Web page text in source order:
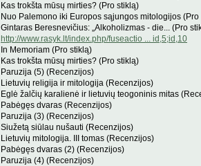
Kas trokšta mūsų mirties? (Pro stiklą)
Nuo Palemono iki Europos sąjungos mitologijos (Pro
Gintaras Beresnevičius: „Alkoholizmas - die... (Pro
http://www.rasyk.lt/index.php/fuseactio ... id,5;id,10
In Memoriam (Pro stiklą)
Kas trokšta mūsų mirties? (Pro stiklą)
Paruzija (5) (Recenzijos)
Lietuvių religija ir mitologija (Recenzijos)
Eglė žalčių karalienė ir lietuvių teogoninis mitas
Pabėgęs dvaras (Recenzijos)
Paruzija (3) (Recenzijos)
Siužetą siūlau nušauti (Recenzijos)
Lietuvių mitologija. III tomas (Recenzijos)
Pabėgęs dvaras (2) (Recenzijos)
Paruzija (4) (Recenzijos)